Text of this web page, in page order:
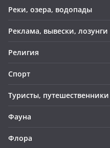
Реки, озера, водопады
Реклама, вывески, лозунги
Религия
Спорт
Туристы, путешественники
Фауна
Флора